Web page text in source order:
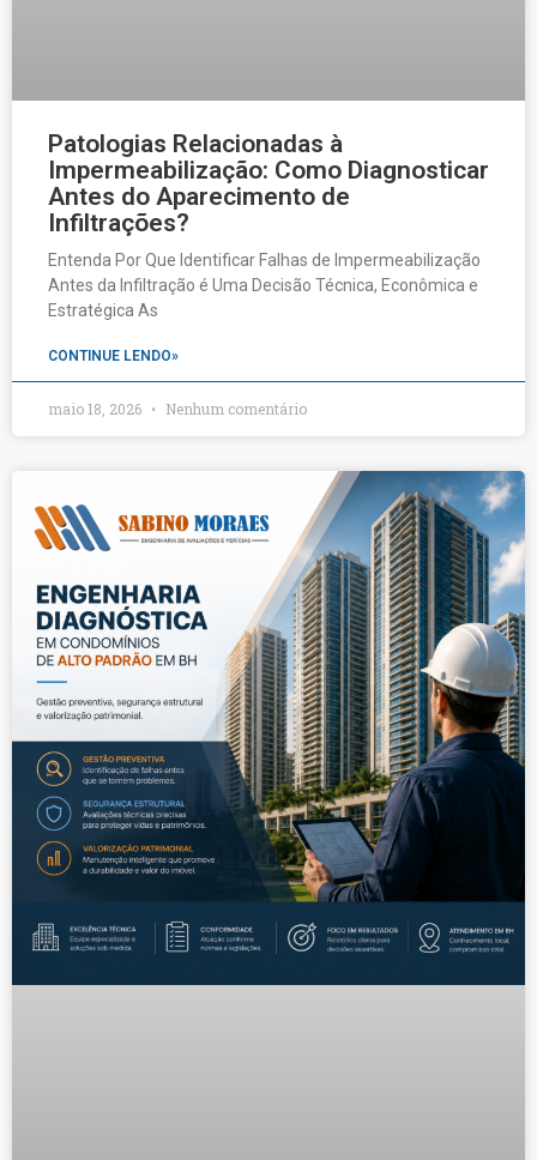
Patologias Relacionadas à
Impermeabilização: Como Diagnosticar
Antes do Aparecimento de
Infiltrações?
Entenda Por Que Identificar Falhas de Impermeabilização
Antes da Infiltração é Uma Decisão Técnica, Econômica e
Estratégica As
CONTINUE LENDO»
maio 18, 2026 Nenhum comentário